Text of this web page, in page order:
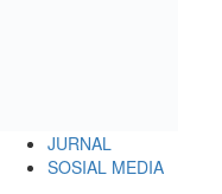
JURNAL
SOSIAL MEDIA